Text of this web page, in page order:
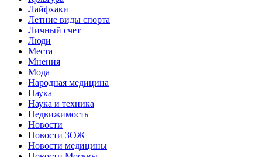
Лайфхаки
Летние виды спорта
Личный счет
Люди
Места
Мнения
Мода
Народная медицина
Наука
Наука и техника
Недвижимость
Новости
Новости ЗОЖ
Новости медицины